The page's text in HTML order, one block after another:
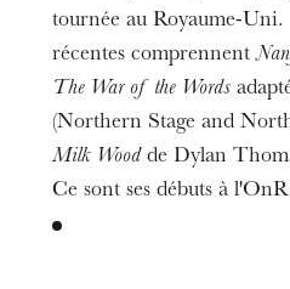
tournée au Royaume-Uni.
récentes comprennent
The War of the Words
(Northern Stage and
Milk Wood de Dylan
Ce sont ses débuts à